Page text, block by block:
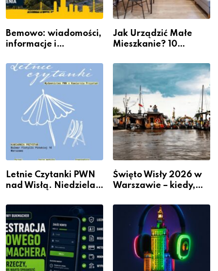
Bemowo: wiadomości,
informacje i
Jak Urządzić Małe
Mieszkanie? 10
Przestrzeni Bez
Kosztownego Remontu
Letnie Czytanki PWN
nad Wisłą. Niedziela z
dla siebie
Święto Wisły 2026 w
Warszawie – kiedy,
działo 2 sierpnia